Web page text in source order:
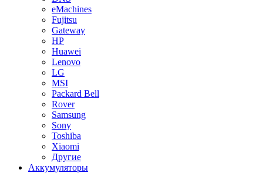
eMachines
Fujitsu
Gateway
HP
Huawei
Lenovo
LG
MSI
Packard Bell
Rover
Samsung
Sony
Toshiba
Xiaomi
Другие
Аккумуляторы